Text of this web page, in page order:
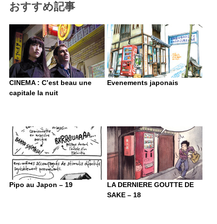
おすすめ記事
CINEMA : C’est beau une
capitale la nuit
Evenements japonais
Pipo au Japon – 19
LA DERNIERE GOUTTE DE
SAKE – 18